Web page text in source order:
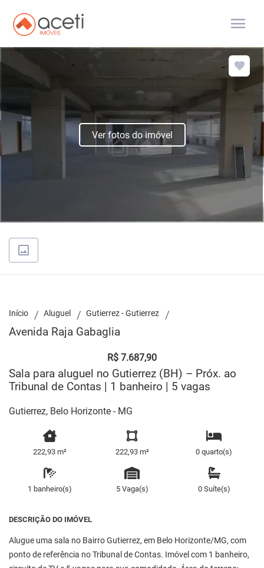
menu
Ver fotos do imóvel
Início Aluguel Gutierrez - Gutierrez
Avenida Raja Gabaglia
R$ 7.687,90
Sala para aluguel no Gutierrez (BH) – Próx. ao
Tribunal de Contas | 1 banheiro | 5 vagas
Gutierrez, Belo Horizonte - MG
222,93 m² 222,93 m² 0 quarto(s)
1 banheiro(s) 5 Vaga(s) 0 Suíte(s)
DESCRIÇÃO DO IMÓVEL
Alugue uma sala no Bairro Gutierrez, em Belo Horizonte/MG, com
ponto de referência no Tribunal de Contas. Imóvel com 1 banheiro,